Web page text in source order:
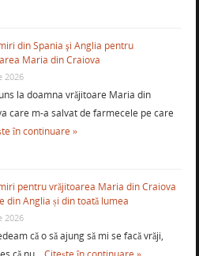
din Spania şi Anglia pentru
Maria din Craiova
2026
la doamna vrăjitoare Maria din
care m-a salvat de farmecele pe care
în continuare »
pentru vrăjitoarea Maria din Craiova
din Anglia și din toată lumea
2026
că o să ajung să mi se facă vrăji,